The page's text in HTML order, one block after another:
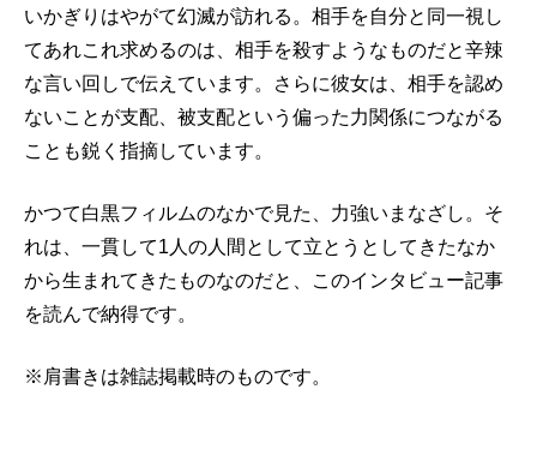
いかぎりはやがて幻滅が訪れる。相手を自分と同一視し
てあれこれ求めるのは、相手を殺すようなものだと辛辣
な言い回しで伝えています。さらに彼女は、相手を認め
ないことが支配、被支配という偏った力関係につながる
ことも鋭く指摘しています。
かつて白黒フィルムのなかで見た、力強いまなざし。そ
れは、一貫して1人の人間として立とうとしてきたなか
から生まれてきたものなのだと、このインタビュー記事
を読んで納得です。
※肩書きは雑誌掲載時のものです。